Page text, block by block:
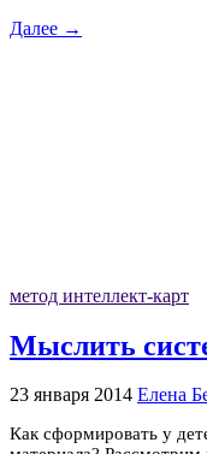
Далее →
метод интеллект-карт
Мыслить
23 января 2014 Елена
Как сформировать у